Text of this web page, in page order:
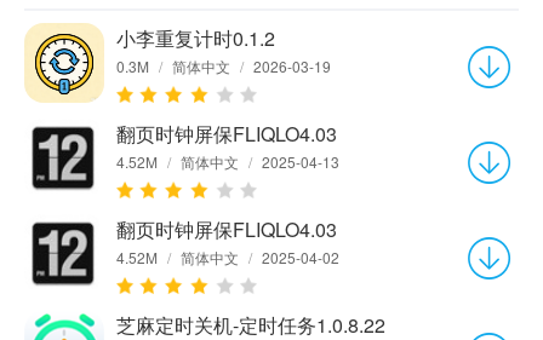
小李重复计时0.1.2
0.3M / 简体中文 / 2026-03-19
翻页时钟屏保FLIQLO4.03
4.52M / 简体中文 / 2025-04-13
翻页时钟屏保FLIQLO4.03
4.52M / 简体中文 / 2025-04-02
芝麻定时关机-定时任务1.0.8.22